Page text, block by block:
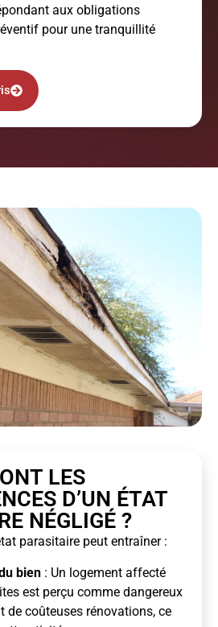
aux obligations
pour une tranquillité
LES
D’UN ÉTAT
NÉGLIGÉ ?
parasitaire peut entraîner :
bien : Un logement affecté
est perçu comme dangereux
de coûteuses rénovations, ce